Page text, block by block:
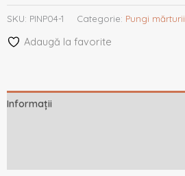
SKU: PINP04-1 Categorie: Pungi mărturii
Adaugă la favorite
Informații